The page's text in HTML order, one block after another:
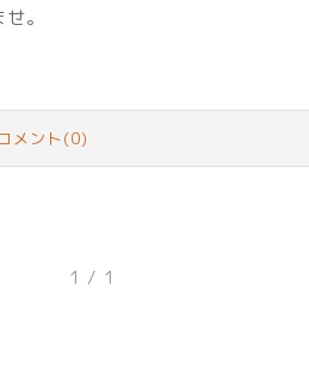
。
コメント(0)
1 / 1